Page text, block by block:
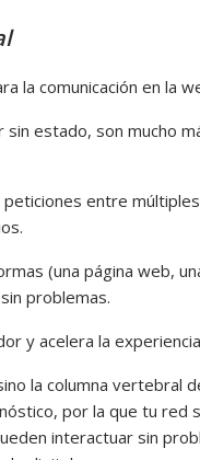
la comunicación en la
estado, son mucho
entre
(una página web,
problemas.
y acelera la
la columna vertebral
por la que tu red
interactuar sin